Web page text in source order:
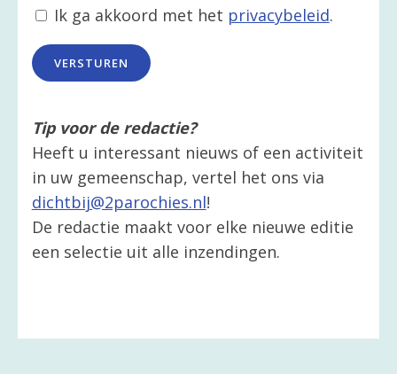
Ik ga akkoord met het privacybeleid.
VERSTUREN
Tip voor de redactie?
Heeft u interessant nieuws of een activiteit
in uw gemeenschap, vertel het ons via
dichtbij@2parochies.nl!
De redactie maakt voor elke nieuwe editie
een selectie uit alle inzendingen.